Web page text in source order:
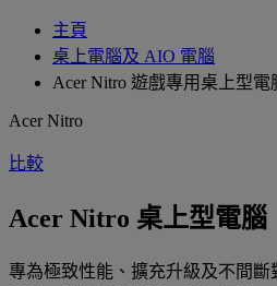
主頁
桌上電腦及 AIO 電腦
Acer Nitro 遊戲專用桌上型電
Acer Nitro
比較
Acer Nitro 桌上型電腦
專為極致性能、擴充升級及不間